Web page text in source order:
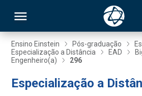
Ensino Einstein Pós-graduação
Especialização a Distância
EAD
Engenheiro(a)
296
Especialização a